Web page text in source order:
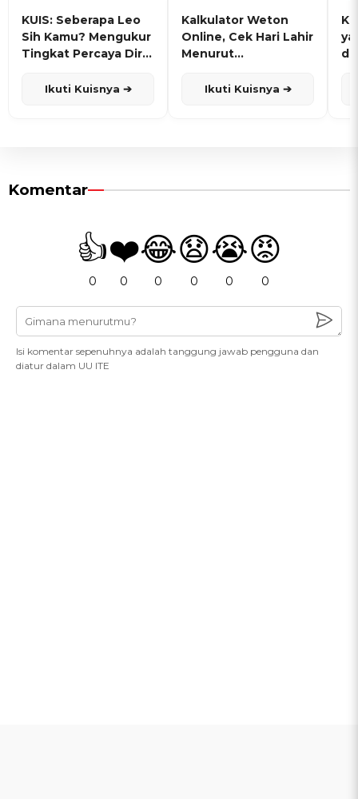
KUIS: Seberapa Leo
Sih Kamu? Mengukur
Tingkat Percaya Diri
Ikuti Kuisnya ➔
Kalkulator Weton
Online, Cek Hari Lahir
Menurut
Ikuti Kuisnya ➔
Komentar
👍
0
❤️
0
😂
0
😧
0
😭
0
😡
0
Isi komentar sepenuhnya adalah tanggung jawab pengguna dan
diatur dalam UU ITE